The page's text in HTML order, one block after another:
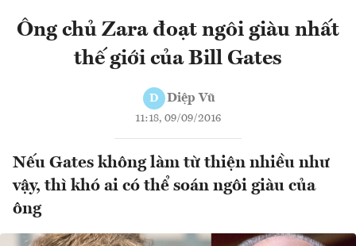
Ông chủ Zara đoạt ngôi giàu nhất
thế giới của Bill Gates
D Diệp Vũ
11:18, 09/09/2016
Nếu Gates không làm từ thiện nhiều như
vậy, thì khó ai có thể soán ngôi giàu của
ông